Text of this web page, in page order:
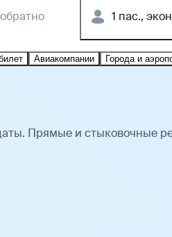
1 пас.,
Авиакомпании Города и
Прямые и стыковочные